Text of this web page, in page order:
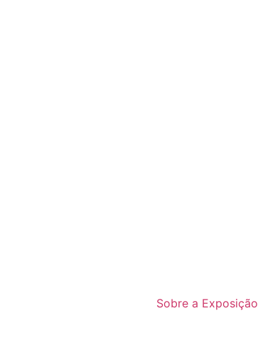
Sobre a Exposição